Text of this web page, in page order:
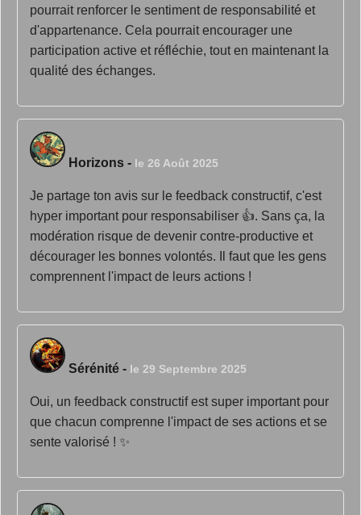
pourrait renforcer le sentiment de responsabilité et
d'appartenance. Cela pourrait encourager une
participation active et réfléchie, tout en maintenant la
qualité des échanges.
Horizons - le 26 Août 2025
Je partage ton avis sur le feedback constructif, c'est
hyper important pour responsabiliser 👍. Sans ça, la
modération risque de devenir contre-productive et
décourager les bonnes volontés. Il faut que les gens
comprennent l'impact de leurs actions !
Sérénité - le 29 Septembre 2025
Oui, un feedback constructif est super important pour
que chacun comprenne l'impact de ses actions et se
sente valorisé ! ✨